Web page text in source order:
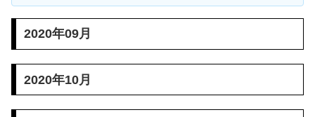
2020年09月
2020年10月